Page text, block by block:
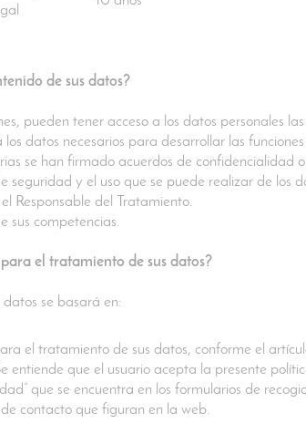
de sus datos?
pueden tener acceso a los datos personales
datos necesarios para desarrollar las
se han firmado acuerdos de confidencialidad
seguridad y el uso que se puede realizar de los
Responsable del Tratamiento.
sus competencias.
el tratamiento de sus datos?
se basará en:
el tratamiento de sus datos, conforme el
entiende que el usuario acepta la presente
que se encuentra en los formularios de
contacto que figuran en la web.